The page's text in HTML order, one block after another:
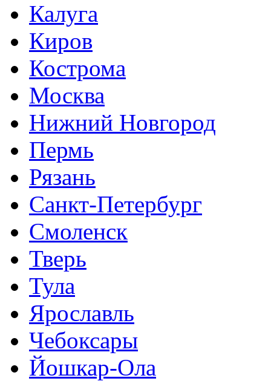
Калуга
Киров
Кострома
Москва
Нижний Новгород
Пермь
Рязань
Санкт-Петербург
Смоленск
Тверь
Тула
Ярославль
Чебоксары
Йошкар-Ола